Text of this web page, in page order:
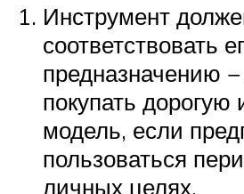
Инструмент
соответствовать
предназначению
покупать
модель, если
пользоваться
личных целях.